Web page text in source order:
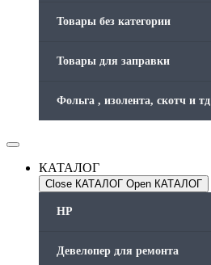
Товары без категории
Товары для заправки
Фольга , изолента, скотч и тд
КАТАЛОГ
Close КАТАЛОГ Open КАТАЛОГ
HP
Девелопер для ремонта